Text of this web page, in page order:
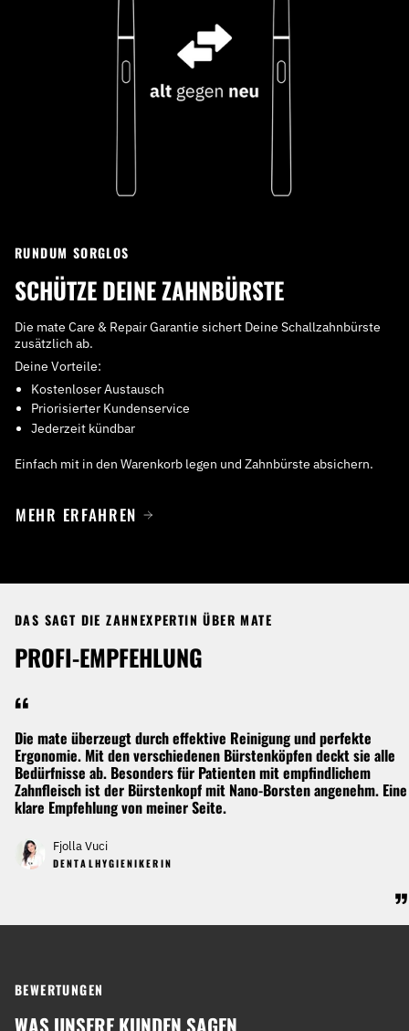
RUNDUM SORGLOS
SCHÜTZE DEINE ZAHNBÜRSTE
Die mate Care & Repair Garantie sichert Deine Schallzahnbürste
zusätzlich ab.
Deine Vorteile:
Kostenloser Austausch
Priorisierter Kundenservice
Jederzeit kündbar
Einfach mit in den Warenkorb legen und Zahnbürste absichern.
MEHR ERFAHREN
DAS SAGT DIE ZAHNEXPERTIN ÜBER MATE
PROFI-EMPFEHLUNG
“
Die mate überzeugt durch effektive Reinigung und perfekte
Ergonomie. Mit den verschiedenen Bürstenköpfen deckt sie alle
Bedürfnisse ab. Besonders für Patienten mit empfindlichem
Zahnfleisch ist der Bürstenkopf mit Nano-Borsten angenehm. Eine
klare Empfehlung von meiner Seite.
”
Fjolla Vuci
DENTALHYGIENIKERIN
BEWERTUNGEN
WAS UNSERE KUNDEN SAGEN